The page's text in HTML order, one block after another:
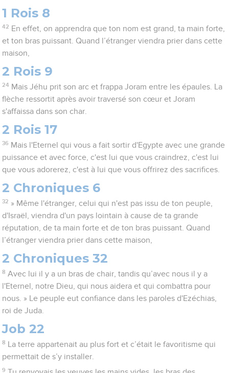
1 Rois 8
42 En effet, on apprendra que ton nom est grand, ta main forte,
et ton bras puissant. Quand l’étranger viendra prier dans cette
maison,
2 Rois 9
24 Mais Jéhu prit son arc et frappa Joram entre les épaules. La
flèche ressortit après avoir traversé son cœur et Joram
s'affaissa dans son char.
2 Rois 17
36 Mais l'Eternel qui vous a fait sortir d'Egypte avec une grande
puissance et avec force, c'est lui que vous craindrez, c'est lui
que vous adorerez, c'est à lui que vous offrirez des sacrifices.
2 Chroniques 6
32 » Même l'étranger, celui qui n'est pas issu de ton peuple,
d'Israël, viendra d'un pays lointain à cause de ta grande
réputation, de ta main forte et de ton bras puissant. Quand
l’étranger viendra prier dans cette maison,
2 Chroniques 32
8 Avec lui il y a un bras de chair, tandis qu’avec nous il y a
l'Eternel, notre Dieu, qui nous aidera et qui combattra pour
nous. » Le peuple eut confiance dans les paroles d'Ezéchias,
roi de Juda.
Job 22
8
La terre appartenait au plus fort et c’était le favoritisme qui
permettait de s’y installer.
9